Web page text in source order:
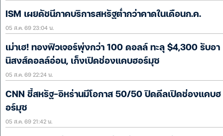
ISM เผยดัชนีภาคบริการสหรัฐต่ำกว่าคาดในเดือนก.ค.
05 ส.ค. 69 23:04 น.
เม่าเฮ! ทองฟิวเจอร์พุ่งกว่า 100 ดอลล์ ทะลุ $4,300 รับอา
นิสงส์ดอลล์อ่อน, เก็งเปิดช่องแคบฮอร์มุซ
05 ส.ค. 69 22:24 น.
CNN ชี้สหรัฐ-อิหร่านมีโอกาส 50/50 ปิดดีลเปิดช่องแคบฮ
อร์มุซ
05 ส.ค. 69 21:42 น.